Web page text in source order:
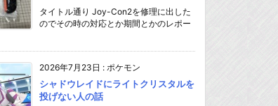
タイトル通り Joy-Con2を修理に出した
のでその時の対応とか期間とかのレポー
2026年7月23日 : ポケモン
シャドウレイドにライトクリスタルを
投げない人の話